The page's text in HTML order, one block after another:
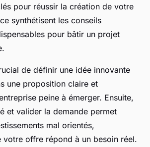
pour réussir la création de votre
synthétisent les conseils
pour bâtir un projet
de définir une idée innovante
une proposition claire et
peine à émerger. Ensuite,
et valider la demande permet
mal orientés,
votre offre répond à un besoin réel.